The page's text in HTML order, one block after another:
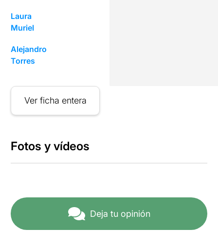
Laura
Muriel
Alejandro
Torres
Ver ficha entera
Fotos y vídeos
Deja tu opinión